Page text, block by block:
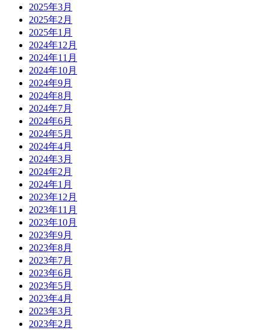
2025年3月
2025年2月
2025年1月
2024年12月
2024年11月
2024年10月
2024年9月
2024年8月
2024年7月
2024年6月
2024年5月
2024年4月
2024年3月
2024年2月
2024年1月
2023年12月
2023年11月
2023年10月
2023年9月
2023年8月
2023年7月
2023年6月
2023年5月
2023年4月
2023年3月
2023年2月